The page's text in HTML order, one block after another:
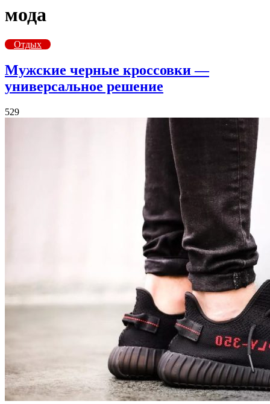
мода
Отдых
Мужские черные кроссовки —
универсальное решение
529